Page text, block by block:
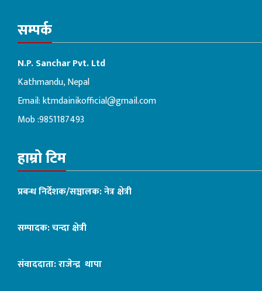
सम्पर्क
N.P. Sanchar Pvt. Ltd
Kathmandu, Nepal
Email:ktmdainikofficial@gmail.com
Mob :9851187493
हाम्रो टिम
प्रबन्ध निर्देशक/सञ्चालक: नेत्र क्षेत्री
सम्पादक: चन्दा क्षेत्री
संवाददाता: राजेन्द्र थापा